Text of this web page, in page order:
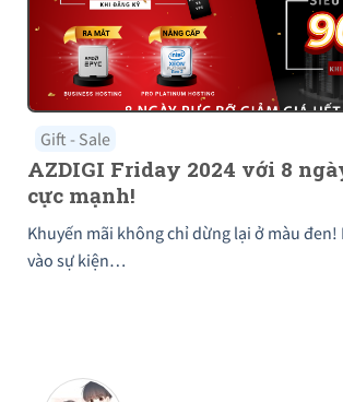
Gift - Sale
AZDIGI Friday 2024 với 8
cực mạnh!
Khuyến mãi không chỉ dừng lại ở màu đen!
vào sự kiện…